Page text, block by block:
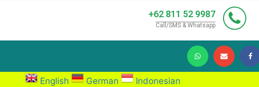
+62 811 52 9987
Call/SMS & Whatsapp
English German Indonesian